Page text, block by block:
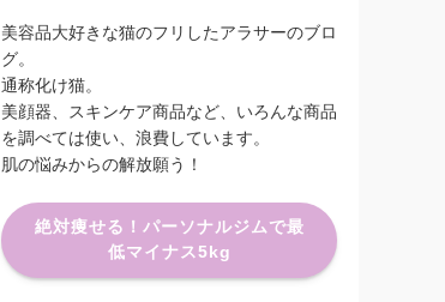
美容品大好きな猫のフリしたアラサーのブロ
グ。
通称化け猫。
美顔器、スキンケア商品など、いろんな商品
を調べては使い、浪費しています。
肌の悩みからの解放願う！
絶対痩せる！パーソナルジムで最
低マイナス5kg